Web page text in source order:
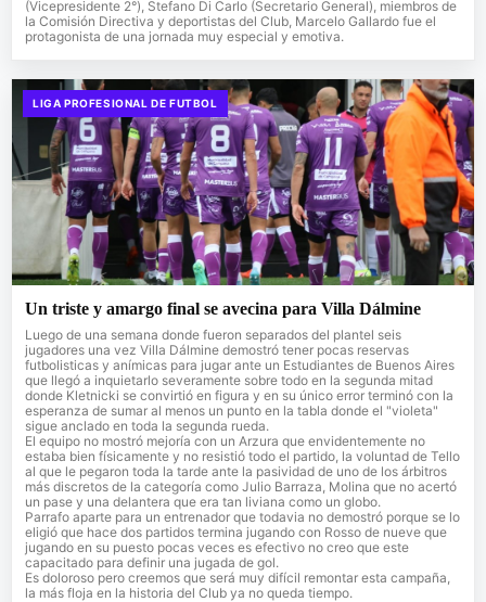
(Vicepresidente 2°), Stefano Di Carlo (Secretario General), miembros de
la Comisión Directiva y deportistas del Club, Marcelo Gallardo fue el
protagonista de una jornada muy especial y emotiva.
LIGA PROFESIONAL DE FUTBOL
Un triste y amargo final se avecina para Villa Dálmine
Luego de una semana donde fueron separados del plantel seis
jugadores una vez Villa Dálmine demostró tener pocas reservas
futbolisticas y anímicas para jugar ante un Estudiantes de Buenos Aires
que llegó a inquietarlo severamente sobre todo en la segunda mitad
donde Kletnicki se convirtió en figura y en su único error terminó con la
esperanza de sumar al menos un punto en la tabla donde el "violeta"
sigue anclado en toda la segunda rueda.
El equipo no mostró mejoría con un Arzura que envidentemente no
estaba bien físicamente y no resistió todo el partido, la voluntad de Tello
al que le pegaron toda la tarde ante la pasividad de uno de los árbitros
más discretos de la categoría como Julio Barraza, Molina que no acertó
un pase y una delantera que era tan liviana como un globo.
Parrafo aparte para un entrenador que todavia no demostró porque se lo
eligió que hace dos partidos termina jugando con Rosso de nueve que
jugando en su puesto pocas veces es efectivo no creo que este
capacitado para definir una jugada de gol.
Es doloroso pero creemos que será muy difícil remontar esta campaña,
la más floja en la historia del Club ya no queda tiempo.